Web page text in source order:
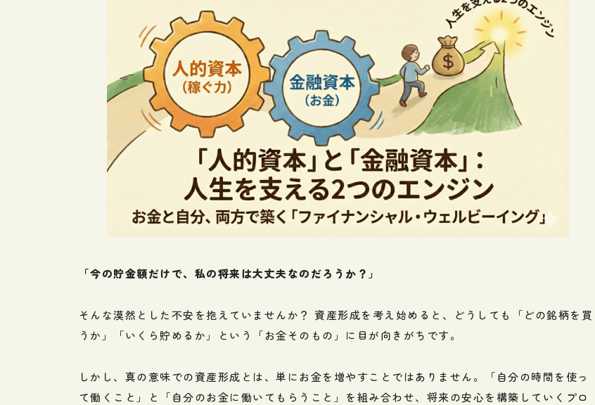
「今の貯金額だけで、私の将来は大丈夫なのだろうか？」
そんな漠然とした不安を抱えていませんか？ 資産形成を考え始めると、どうしても「どの銘柄を買
うか」「いくら貯めるか」という「お金そのもの」に目が向きがちです。
しかし、真の意味での資産形成とは、単にお金を増やすことではありません。「自分の時間を使っ
て働くこと」と「自分のお金に働いてもらうこと」を組み合わせ、将来の安心を構築していくプロ